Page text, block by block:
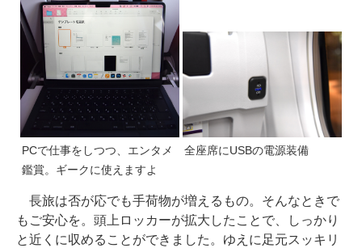
PCで仕事をしつつ、エンタメ
鑑賞。ギークに使えますよ
全座席にUSBの電源装備
長旅は否が応でも手荷物が増えるもの。そんなときで
もご安心を。頭上ロッカーが拡大したことで、しっかり
と近くに収めることができました。ゆえに足元スッキリ